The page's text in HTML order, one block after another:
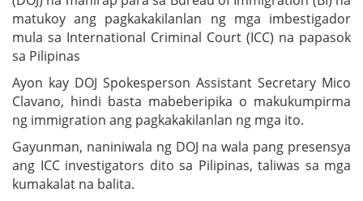
matukoy ang pagkakakilanlan ng mga imbestigador
mula sa International Criminal Court (ICC) na papasok
sa Pilipinas
Ayon kay DOJ Spokesperson Assistant Secretary Mico
Clavano, hindi basta mabeberipika o makukumpirma
ng immigration ang pagkakakilanlan ng mga ito.
Gayunman, naniniwala ng DOJ na wala pang presensya
ang ICC investigators dito sa Pilipinas, taliwas sa mga
kumakalat na balita.